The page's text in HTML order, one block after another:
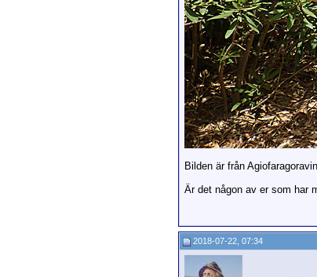
Bilden är från
Är det någon av er som har
2018-07-22, 07:34